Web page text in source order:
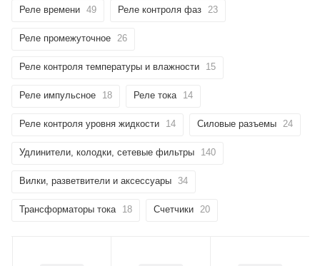
Реле времени 49 Реле контроля фаз 23
Реле промежуточное 26
Реле контроля температуры и влажности 15
Реле импульсное 18 Реле тока 14
Реле контроля уровня жидкости 14 Силовые разъемы 24
Удлинители, колодки, сетевые фильтры 140
Вилки, разветвители и аксессуары 34
Трансформаторы тока 18 Счетчики 20